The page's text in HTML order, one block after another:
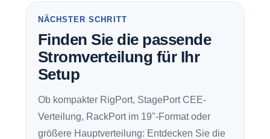
NÄCHSTER SCHRITT
Finden Sie die passende
Stromverteilung für Ihr
Setup
Ob kompakter RigPort, StagePort CEE-
Verteilung, RackPort im 19"-Format oder
größere Hauptverteilung: Entdecken Sie die